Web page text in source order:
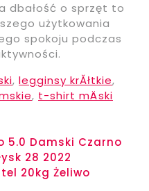
dbałość o sprzęt to
użytkowania
spokoju podczas
, legginsy krĂłtkie,
, t-shirt mÄski
5.0 Damski Czarno
28 2022
20kg Żeliwo